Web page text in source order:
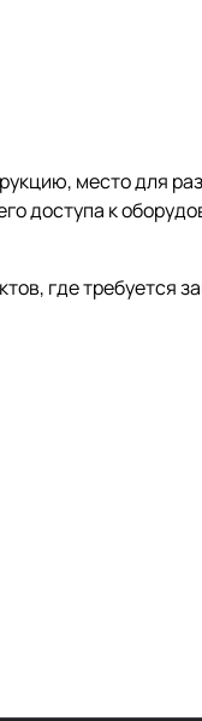
место для
доступа к
где требуется